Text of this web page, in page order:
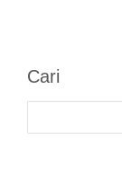
Cari